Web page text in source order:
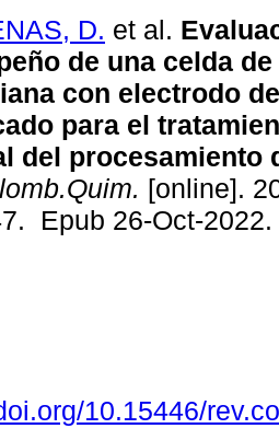
D. et al.
de una celda
con electrodo
para el
del procesamiento
[online].
Epub 26-Oct-
10.15446/